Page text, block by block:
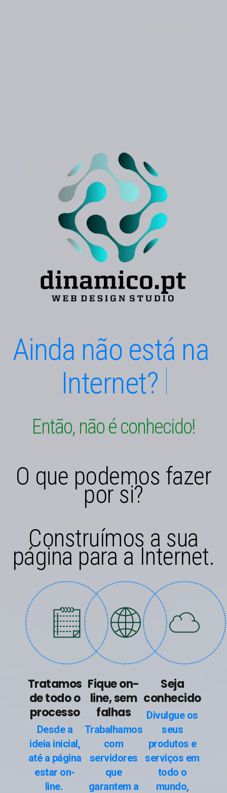
Ainda não está na
Internet?
Então, nãoéconhecido!
O que podemos fazer
por si?
Construímos a sua
página para a Internet.
Tratamos
de todo o
processo
Desde a
ideia inicial,
até a página
estar on-
line.
Fique on-
line, sem
falhas
Trabalhamos
com
servidores
que
garantem a
Seja
conhecido
Divulgue os
seus
produtos e
serviços em
todo o
mundo,